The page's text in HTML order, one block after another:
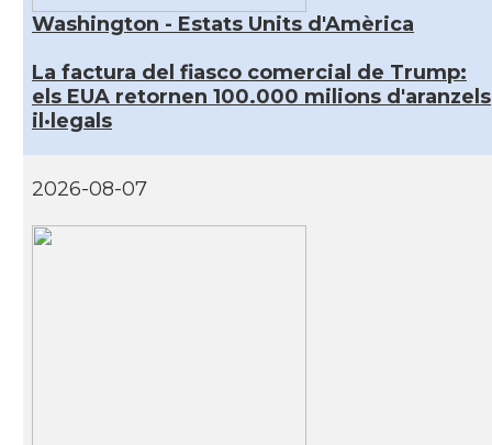
Washington - Estats Units d'Amèrica
La factura del fiasco comercial de Trump:
els EUA retornen 100.000 milions d'aranzels
il·legals
2026-08-07